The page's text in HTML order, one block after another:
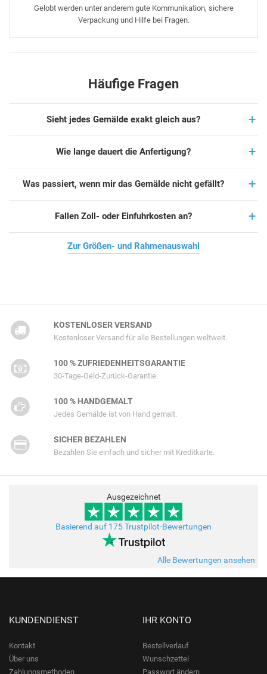
Gelobt werden unter anderem gute Kommunikation, sichere
Verpackung und Hilfe bei Fragen.
Häufige Fragen
Sieht jedes Gemälde exakt gleich aus?
Wie lange dauert die Anfertigung?
Was passiert, wenn mir das Gemälde nicht gefällt?
Fallen Zoll- oder Einfuhrkosten an?
Zur Größen- und Rahmenauswahl
KOSTENLOSER VERSAND
Kostenloser Versand für alle Bestellungen weltweit.
100 % ZUFRIEDENHEITSGARANTIE
30-Tage-Geld-Zurück-Garantie.
100 % HANDGEMALT
Jedes Gemälde ist von Hand gemalt.
SICHER BEZAHLEN
Bezahlen Sie einfach und sicher mit Kreditkarte.
Ausgezeichnet
Basierend auf 175 Trustpilot-Bewertungen
Alle Bewertungen ansehen
KUNDENDIENST
Kontakt
Über uns
Zahlungsmethoden
IHR KONTO
Bestellverlauf
Wunschzettel
Passwort ändern